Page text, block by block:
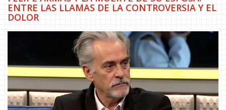
ENTRE LAS LLAMAS DE LA CONTROVERSIA Y EL
DOLOR